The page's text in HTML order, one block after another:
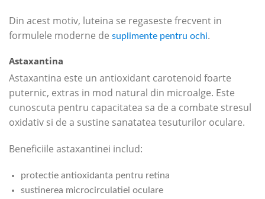
Din acest motiv, luteina se regaseste frecvent in
formulele moderne de suplimente pentru ochi.
Astaxantina
Astaxantina este un antioxidant carotenoid foarte
puternic, extras in mod natural din microalge. Este
cunoscuta pentru capacitatea sa de a combate stresul
oxidativ si de a sustine sanatatea tesuturilor oculare.
Beneficiile astaxantinei includ:
protectie antioxidanta pentru retina
sustinerea microcirculatiei oculare